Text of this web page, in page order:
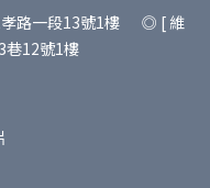
孝路一段13號1樓 ◎ [ 維
巷12號1樓